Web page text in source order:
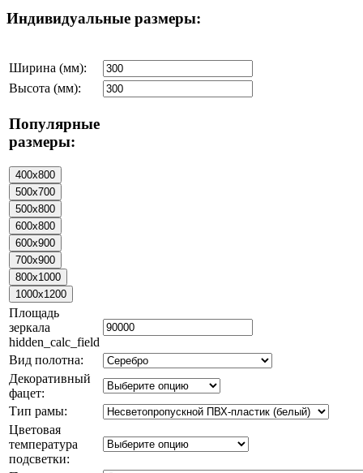
Индивидуальные размеры:
Ширина (мм):
Высота (мм):
Популярные
размеры:
Площадь
зеркала
hidden_calc_field
Вид полотна:
Декоративный
фацет:
Тип рамы:
Цветовая
температура
подсветки: